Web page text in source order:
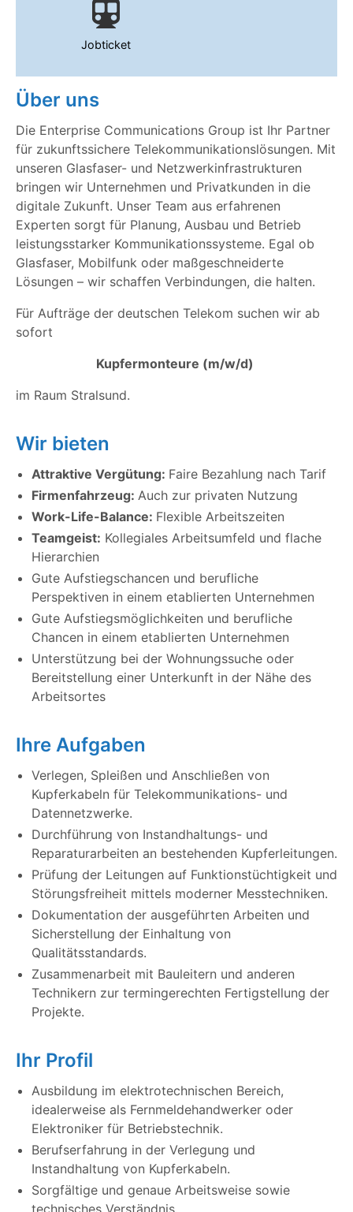
Über uns
Die Enterprise Communications Group ist Ihr Partner
für zukunftssichere Telekommunikationslösungen. Mit
unseren Glasfaser- und Netzwerkinfrastrukturen
bringen wir Unternehmen und Privatkunden in die
digitale Zukunft. Unser Team aus erfahrenen
Experten sorgt für Planung, Ausbau und Betrieb
leistungsstarker Kommunikationssysteme. Egal ob
Glasfaser, Mobilfunk oder maßgeschneiderte
Lösungen – wir schaffen Verbindungen, die halten.
Für Aufträge der deutschen Telekom suchen wir ab
sofort
Kupfermonteure (m/w/d)
im Raum Stralsund.
Wir bieten
Attraktive Vergütung: Faire Bezahlung nach Tarif
Firmenfahrzeug: Auch zur privaten Nutzung
Work-Life-Balance: Flexible Arbeitszeiten
Teamgeist: Kollegiales Arbeitsumfeld und flache
Hierarchien
Gute Aufstiegschancen und berufliche
Perspektiven in einem etablierten Unternehmen
Gute Aufstiegsmöglichkeiten und berufliche
Chancen in einem etablierten Unternehmen
Unterstützung bei der Wohnungssuche oder
Bereitstellung einer Unterkunft in der Nähe des
Arbeitsortes
Ihre Aufgaben
Verlegen, Spleißen und Anschließen von
Kupferkabeln für Telekommunikations- und
Datennetzwerke.
Durchführung von Instandhaltungs- und
Reparaturarbeiten an bestehenden Kupferleitungen.
Prüfung der Leitungen auf Funktionstüchtigkeit und
Störungsfreiheit mittels moderner Messtechniken.
Dokumentation der ausgeführten Arbeiten und
Sicherstellung der Einhaltung von
Qualitätsstandards.
Zusammenarbeit mit Bauleitern und anderen
Technikern zur termingerechten Fertigstellung der
Projekte.
Ihr Profil
Ausbildung im elektrotechnischen Bereich,
idealerweise als Fernmeldehandwerker oder
Elektroniker für Betriebstechnik.
Berufserfahrung in der Verlegung und
Instandhaltung von Kupferkabeln.
Sorgfältige und genaue Arbeitsweise sowie
technisches Verständnis.
Jobticket